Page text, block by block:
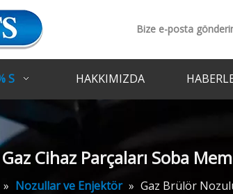
Bize e-posta
S HAKKIMIZDA
Cihaz Parçaları Soba
» Nozullar ve Enjektör » Gaz Brülör